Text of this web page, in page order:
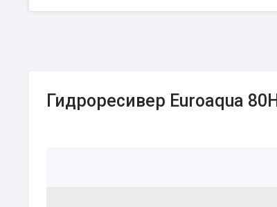
Гидроресивер Euroaqua 80H